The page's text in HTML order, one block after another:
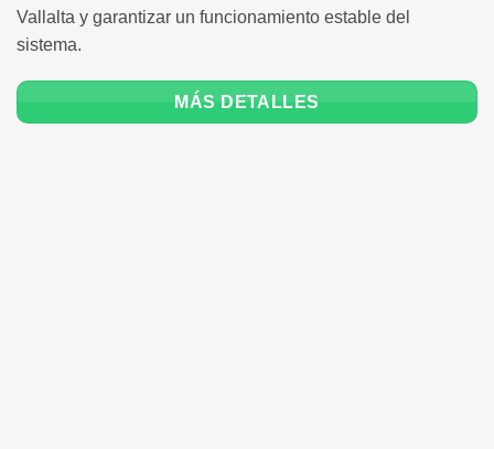
Vallalta y garantizar un funcionamiento estable del
sistema.
MÁS DETALLES